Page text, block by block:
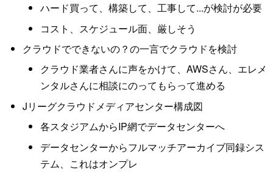
ハード買って、構築して、工事して...が検討が必要
コスト、スケジュール面、厳しそう
クラウドでできないの？の一言でクラウドを検討
クラウド業者さんに声をかけて、AWSさん、エレメ
ンタルさんに相談にのってもらって進める
Jリーグクラウドメディアセンター構成図
各スタジアムからIP網でデータセンターへ
データセンターからフルマッチアーカイブ同録シス
テム、これはオンプレ